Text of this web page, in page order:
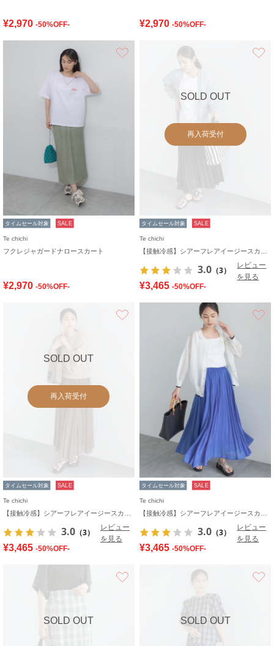
¥2,970 -50%OFF- ¥2,970 -50%OFF-
タイムセール対象 SALE
Te chichi
フクレジャガードナロースカート
¥2,970 -50%OFF-
SOLD OUT
再入荷受付
タイムセール対象 SALE
Te chichi
3.0 （3）
レビュー
を見る
¥3,465 -50%OFF-
SOLD OUT
再入荷受付
タイムセール対象 SALE
Te chichi
3.0 （3）
レビュー
を見る
¥3,465 -50%OFF-
タイムセール対象 SALE
Te chichi
3.0 （3）
レビュー
を見る
¥3,465 -50%OFF-
SOLD OUT SOLD OUT